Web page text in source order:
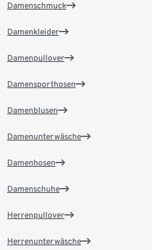
Damenschmuck
Damenkleider
Damenpullover
Damensporthosen
Damenblusen
Damenunterwäsche
Damenhosen
Damenschuhe
Herrenpullover
Herrenunterwäsche